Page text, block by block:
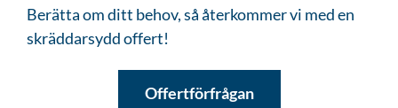
Berätta om ditt behov, så återkommer vi med en
skräddarsydd offert!
Offertförfrågan